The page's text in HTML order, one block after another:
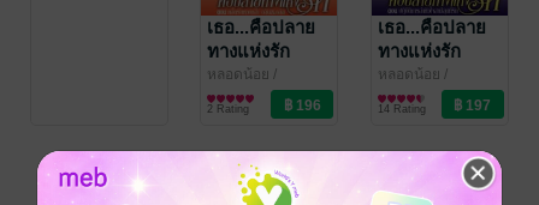
เธอ...คือปลาย
ทางแห่งรัก
Season 3 ตอน
คลื่นรักหวานฉ่ำ
อลัน&อลิส
หลอดน้อย /
JINTANA
นิยายโรมานซ์
2 Rating
เธอ...คือปลาย
ทางแห่งรัก
Season 2 ตอน
ปฎิบัติการล่า
หัวใจสามีสุด
ที่รัก
หลอดน้อย /
JINTANA
นิยายโรมานซ์
14 Rating
-60% -60%